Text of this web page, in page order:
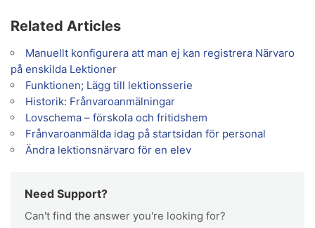
Related Articles
Manuellt konfigurera att man ej kan registrera Närvaro
på enskilda Lektioner
Funktionen; Lägg till lektionsserie
Historik: Frånvaroanmälningar
Lovschema – förskola och fritidshem
Frånvaroanmälda idag på startsidan för personal
Ändra lektionsnärvaro för en elev
Need Support?
Can't find the answer you're looking for?